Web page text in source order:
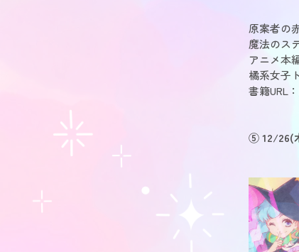
原案者の
魔法のス
アニメ本
橘系女子
書籍URL：
⑤ 12/26(